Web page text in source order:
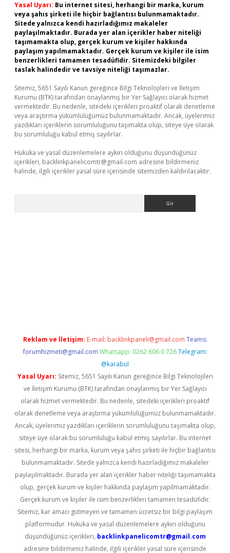
Yasal Uyarı: Bu internet sitesi, herhangi bir marka, kurum
veya şahıs şirketi ile hiçbir bağlantısı bulunmamaktadır.
Sitede yalnızca kendi hazırladığımız makaleler
paylaşılmaktadır. Burada yer alan içerikler haber niteliği
taşımamakta olup, gerçek kurum ve kişiler hakkında
paylaşım yapılmamaktadır. Gerçek kurum ve kişiler ile isim
benzerlikleri tamamen tesadüfidir. Sitemizdeki bilgiler
taslak halindedir ve tavsiye niteliği taşımazlar.
Sitemiz, 5651 Sayılı Kanun gereğince Bilgi Teknolojileri ve İletişim
Kurumu (BTK) tarafından onaylanmış bir Yer Sağlayıcı olarak hizmet
vermektedir. Bu nedenle, sitedeki içerikleri proaktif olarak denetleme
veya araştırma yükümlülüğümüz bulunmamaktadır. Ancak, üyelerimiz
yazdıkları içeriklerin sorumluluğunu taşımakta olup, siteye üye olarak
bu sorumluluğu kabul etmiş sayılırlar.
Hukuka ve yasal düzenlemelere aykırı olduğunu düşündüğünüz
içerikleri, backlinkpanelicomtr@gmail.com adresine bildirmeniz
halinde, ilgili içerikler yasal süre içerisinde sitemizden kaldırılacaktır.
Reklam ve İletişim: E-mail: backlinkpaneli@gmail.com Teams:
forumhizmeti@gmail.com Whatsapp: 0262 606 0 726 Telegram:
@karabul
Yasal Uyarı: Sitemiz, 5651 Sayılı Kanun gereğince Bilgi Teknolojileri
ve İletişim Kurumu (BTK) tarafından onaylanmış bir Yer Sağlayıcı
olarak hizmet vermektedir. Bu nedenle, sitedeki içerikleri proaktif
olarak denetleme veya araştırma yükümlülüğümüz bulunmamaktadır.
Ancak, üyelerimiz yazdıkları içeriklerin sorumluluğunu taşımakta olup,
siteye üye olarak bu sorumluluğu kabul etmiş sayılırlar. Bu internet
sitesi, herhangi bir marka, kurum veya şahıs şirketi ile hiçbir bağlantısı
bulunmamaktadır. Sitede yalnızca kendi hazırladığımız makaleler
paylaşılmaktadır. Burada yer alan içerikler haber niteliği taşımamakta
olup, gerçek kurum ve kişiler hakkında paylaşım yapılmamaktadır.
Gerçek kurum ve kişiler ile isim benzerlikleri tamamen tesadüfidir.
Sitemiz, kar amacı gütmeyen ve tamamen ücretsiz bir bilgi paylaşım
platformudur. Hukuka ve yasal düzenlemelere aykırı olduğunu
düşündüğünüz içerikleri, backlinkpanelicomtr@gmail.com
adresine bildirmeniz halinde, ilgili içerikler yasal süre içerisinde